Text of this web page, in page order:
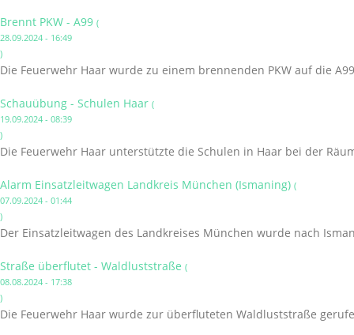
Brennt PKW - A99 (
28.09.2024 - 16:49
)
Die Feuerwehr Haar wurde zu einem brennenden PKW auf die
Schauübung - Schulen Haar (
19.09.2024 - 08:39
)
Die Feuerwehr Haar unterstützte die Schulen in Haar bei der
Alarm Einsatzleitwagen Landkreis München (Ismaning) (
07.09.2024 - 01:44
)
Der Einsatzleitwagen des Landkreises München wurde nach
Straße überflutet - Waldluststraße (
08.08.2024 - 17:38
)
Die Feuerwehr Haar wurde zur überfluteten Waldluststraße